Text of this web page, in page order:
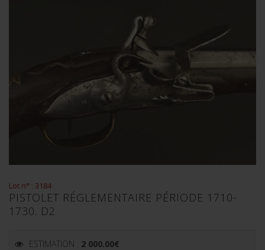
Lot n° : 3184
PISTOLET RÉGLEMENTAIRE PÉRIODE 1710-
1730. D2
ESTIMATION : 2 000.00€